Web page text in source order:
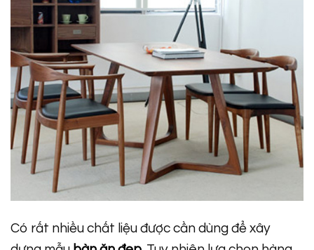
Có rất nhiều chất liệu được cần dùng để xây